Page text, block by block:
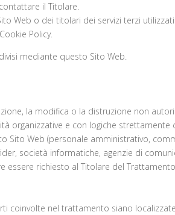
il Titolare.
Web o dei titolari dei servizi terzi
Policy.
mediante questo Sito Web.
la modifica o la distruzione non
e con logiche strettamente
Web (personale amministrativo,
società informatiche, agenzie di
essere richiesto al Titolare del
nel trattamento siano